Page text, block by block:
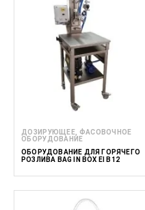
ДОЗИРУЮЩЕЕ, ФАСОВОЧНОЕ
ОБОРУДОВАНИЕ
ОБОРУДОВАНИЕ ДЛЯ ГОРЯЧЕГО
РОЗЛИВА BAG IN BOX EI B12